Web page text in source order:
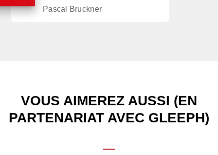
Pascal Bruckner
VOUS AIMEREZ AUSSI (EN
PARTENARIAT AVEC GLEEPH)